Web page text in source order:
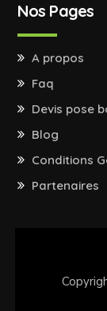
Nos Pages
A propos
Faq
Devis pose
Blog
Conditions
Partenaires